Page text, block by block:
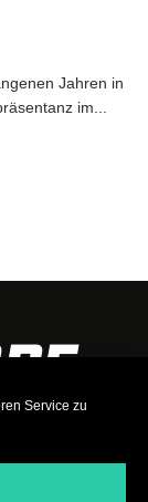
Service zu
Jahren in
im